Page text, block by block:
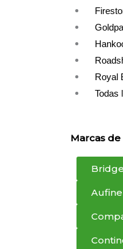
Royal
Todas
Marcas
Aufine